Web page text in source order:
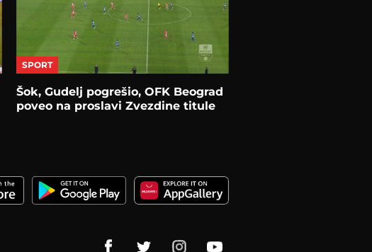
SPORT
Šok, Gudelj pogrešio, OFK Beograd
poveo na proslavi Zvezdine titule